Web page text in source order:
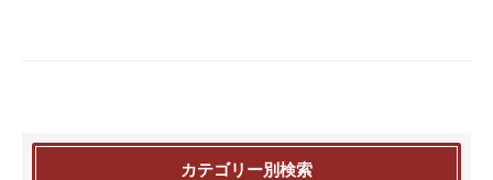
カテゴリー別検索